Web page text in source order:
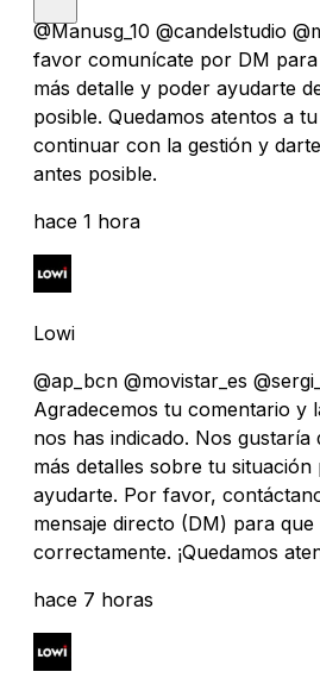
@Manusg_10 @candelstudio
favor comunícate por DM
más detalle y poder ayudarte
posible. Quedamos atentos a
continuar con la gestión y
antes posible.
hace 1 hora
Lowi
@ap_bcn @movistar_es
Agradecemos tu comentario y
nos has indicado. Nos gustaría
más detalles sobre tu
ayudarte. Por favor,
mensaje directo (DM) para
correctamente. ¡Quedamos
hace 7 horas